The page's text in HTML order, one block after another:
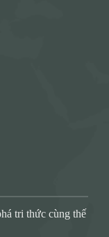
tri thức cùng thế